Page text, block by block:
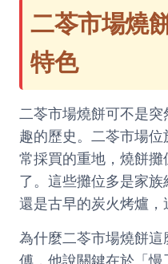
二苓市場燒
特色
二苓市場燒餅可不是
趣的歷史。二苓市場
常採買的重地，燒餅
了。這些攤位多是家
還是古早的炭火烤爐，
為什麼二苓市場燒餅
傅，他說關鍵在於「